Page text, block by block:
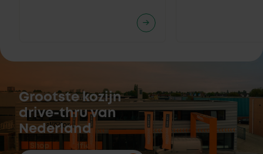
Grootste kozijn
drive-thru van
Nederland